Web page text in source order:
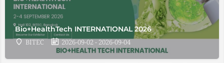
Bio+HealthTech INTERNATIONAL 2026
BITEC
2026-09-02 - 2026-09-04